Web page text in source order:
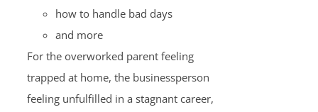
how to handle bad days
and more
For the overworked parent feeling
trapped at home, the businessperson
feeling unfulfilled in a stagnant career,